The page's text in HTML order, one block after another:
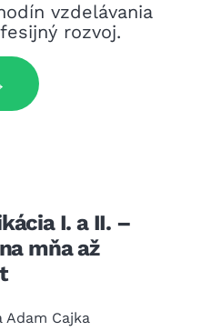
vzdelávania
rozvoj.
I. a II. –
mňa až